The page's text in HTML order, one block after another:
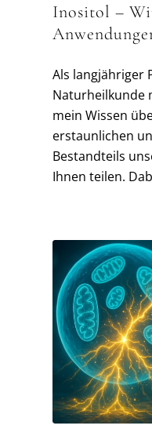
Inositol –
Als langjähriger
Naturheilkunde
mein Wissen
erstaunlichen
Bestandteils
Ihnen teilen.